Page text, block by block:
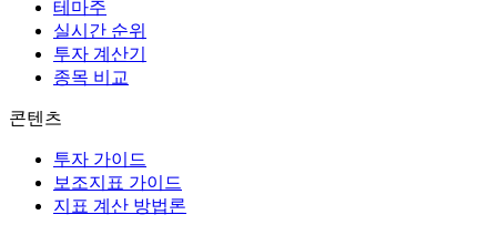
테마주
실시간 순위
투자 계산기
종목 비교
콘텐츠
투자 가이드
보조지표 가이드
지표 계산 방법론